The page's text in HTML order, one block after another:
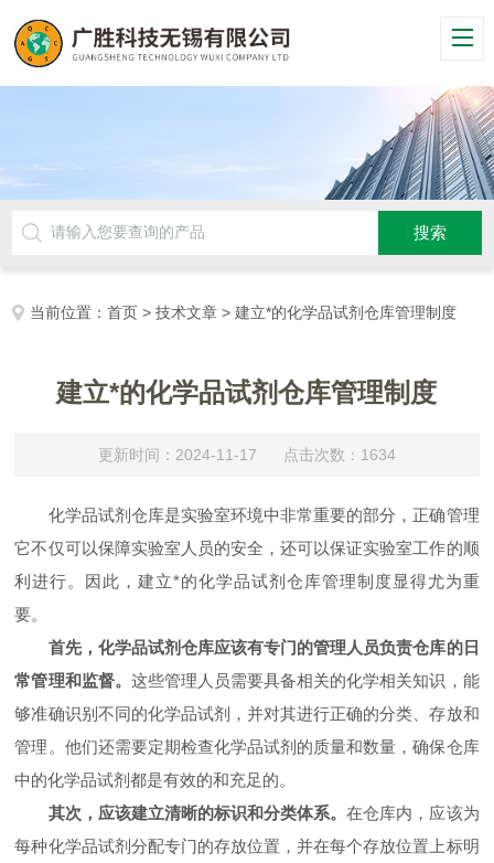
当前位置：首页 >技术文章 > 建立*的化学品试剂仓库管理制度
建立*的化学品试剂仓库管理制度
更新时间：2024-11-17 点击次数：1634
化学品试剂仓库是实验室环境中非常重要的部分，正确管理
它不仅可以保障实验室人员的安全，还可以保证实验室工作的顺
利进行。因此，建立*的化学品试剂仓库管理制度显得尤为重
要。
首先，化学品试剂仓库应该有专门的管理人员负责仓库的日
常管理和监督。 这些管理人员需要具备相关的化学相关知识，能
够准确识别不同的化学品试剂，并对其进行正确的分类、存放和
管理。他们还需要定期检查化学品试剂的质量和数量，确保仓库
中的化学品试剂都是有效的和充足的。
其次，应该建立清晰的标识和分类体系。在仓库内，应该为
每种化学品试剂分配专门的存放位置，并在每个存放位置上标明